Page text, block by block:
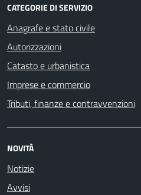
CATEGORIE DI SERVIZIO
Anagrafe e stato civile
Autorizzazioni
Catasto e urbanistica
Imprese e commercio
Tributi, finanze e contravvenzioni
NOVITÀ
Notizie
Avvisi